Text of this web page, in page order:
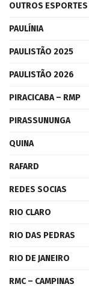
OUTROS ESPORTES
PAULÍNIA
PAULISTÃO 2025
PAULISTÃO 2026
PIRACICABA – RMP
PIRASSUNUNGA
QUINA
RAFARD
REDES SOCIAS
RIO CLARO
RIO DAS PEDRAS
RIO DE JANEIRO
RMC – CAMPINAS